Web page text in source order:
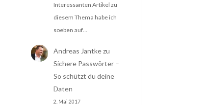
Interessanten Artikel zu
diesem Thema habe ich
soeben auf…
Andreas Jantkezu
Sichere Passwörter –
So schützt du deine
Daten
2. Mai 2017